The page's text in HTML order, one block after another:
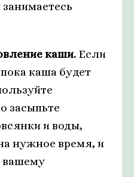
каши. Если
каша будет
засыпьте
и воды,
нужное время, и
вашему